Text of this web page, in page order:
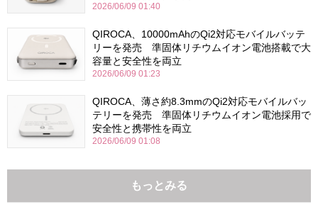
2026/06/09 01:40
QIROCA、10000mAhのQi2対応モバイルバッテ
リーを発売 準固体リチウムイオン電池搭載で大
容量と安全性を両立
2026/06/09 01:23
QIROCA、薄さ約8.3mmのQi2対応モバイルバッ
テリーを発売 準固体リチウムイオン電池採用で
安全性と携帯性を両立
2026/06/09 01:08
もっとみる